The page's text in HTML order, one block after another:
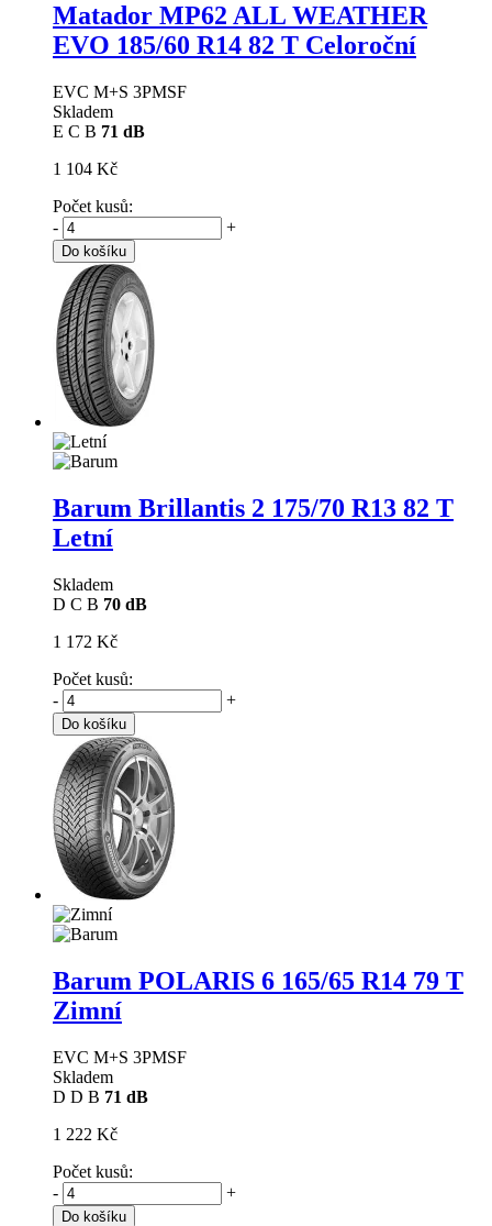
Matador MP62 ALL WEATHER
EVO 185/60 R14 82 T Celoroční
EVC M+S 3PMSF
Skladem
E C B 71 dB
1 104 Kč
Počet kusů:
-
+
Do košíku
Barum Brillantis 2 175/70 R13 82 T
Letní
Skladem
D C B 70 dB
1 172 Kč
Počet kusů:
-
+
Do košíku
Barum POLARIS 6 165/65 R14 79 T
Zimní
EVC M+S 3PMSF
Skladem
D D B 71 dB
1 222 Kč
Počet kusů:
-
+
Do košíku